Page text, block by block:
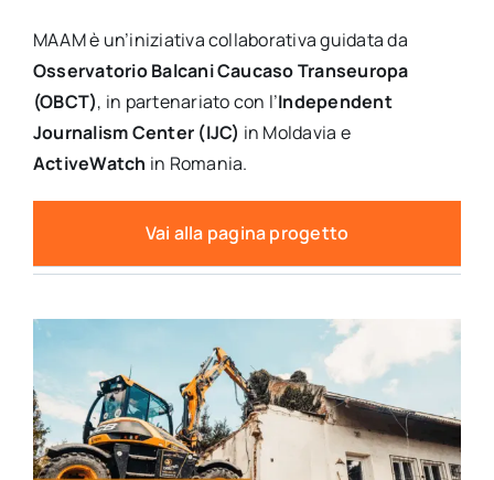
MAAM è un’iniziativa collaborativa guidata da
Osservatorio Balcani Caucaso Transeuropa
(OBCT), in partenariato con l’Independent
Journalism Center (IJC) in Moldavia e
ActiveWatch in Romania.
Vai alla pagina progetto